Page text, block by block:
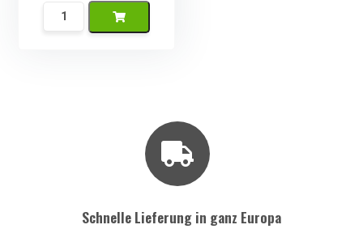
Namaak
Schnelle Lieferung in ganz Europa